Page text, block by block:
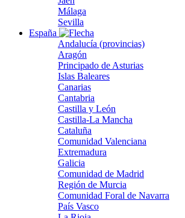
Málaga
Sevilla
España
Andalucía (provincias)
Aragón
Principado de Asturias
Islas Baleares
Canarias
Cantabria
Castilla y León
Castilla-La Mancha
Cataluña
Comunidad Valenciana
Extremadura
Galicia
Comunidad de Madrid
Región de Murcia
Comunidad Foral de Navarra
País Vasco